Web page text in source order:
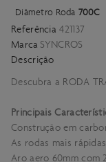
Diâmetro Roda 700C
Referência 421137
Marca SYNCROS
Descrição
Descubra a RODA
Principais
Construção em
As rodas mais
Aro aero 60mm com